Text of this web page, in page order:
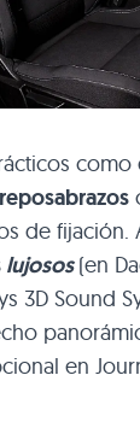
como
de fijación.
lujosos(en
3D Sound
en